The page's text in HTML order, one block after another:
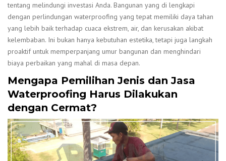
tentang melindungi investasi Anda. Bangunan yang di lengkapi
dengan perlindungan waterproofing yang tepat memiliki daya tahan
yang lebih baik terhadap cuaca ekstrem, air, dan kerusakan akibat
kelembaban. Ini bukan hanya kebutuhan estetika, tetapi juga langkah
proaktif untuk memperpanjang umur bangunan dan menghindari
biaya perbaikan yang mahal di masa depan.
Mengapa Pemilihan Jenis dan Jasa
Waterproofing Harus Dilakukan
dengan Cermat?